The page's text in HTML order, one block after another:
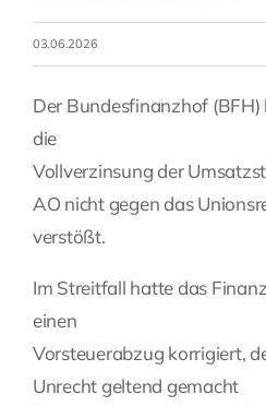
Stellenangebote
Fragen Sie Ihre Kanzlei
03.06.2026
Der Bundesfinanzhof (BFH)
die
Vollverzinsung der
AO nicht gegen das
verstößt.
Im Streitfall hatte das
einen
Vorsteuerabzug korrigiert,
Unrecht geltend gemacht